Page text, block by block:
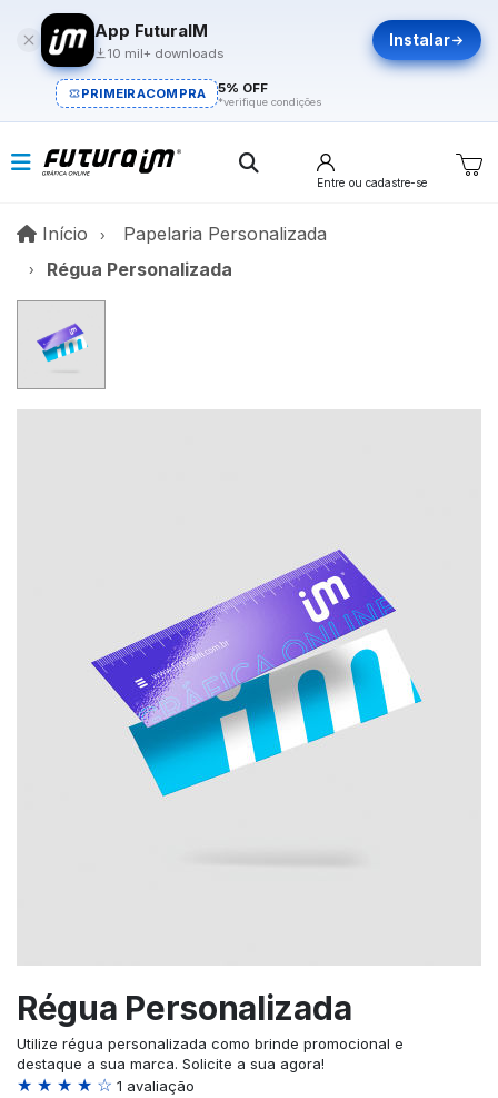
App FuturaIM
10 mil+ downloads
Instalar
PRIMEIRACOMPRA 5% OFF
*verifique condições
Entre ou cadastre-se
Início InícioPapelaria Personalizada
Régua Personalizada
Régua Personalizada
Utilize régua personalizada como brinde promocional e
destaque a sua marca. Solicite a sua agora!
★ ★ ★ ★ ☆ 1 avaliação